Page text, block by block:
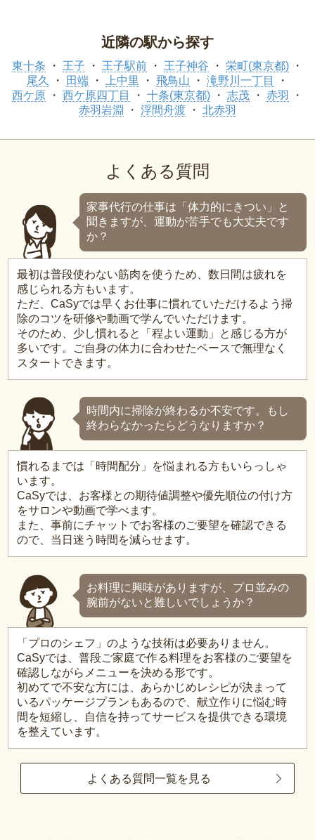
近隣の駅から探す
東十条 王子 王子駅前 王子神谷
栄町(東京都)
尾久
田端 上中里 飛鳥山
滝野川一丁目
西ケ原
西ケ原四丁目 十条(東京都) 志茂
赤羽
赤羽岩淵
浮間舟渡 北赤羽
よくある質問
家事代行の仕事は「体力的にきつい」と
聞きますが、運動が苦手でも大丈夫です
か？
最初は普段使わない筋肉を使うため、数日間は疲れを
感じられる方もいます。
ただ、CaSyでは早くお仕事に慣れていただけるよう掃
除のコツを研修や動画で学んでいただけます。
そのため、少し慣れると「程よい運動」と感じる方が
多いです。ご自身の体力に合わせたペースで無理なく
スタートできます。
時間内に掃除が終わるか不安です。もし
終わらなかったらどうなりますか？
慣れるまでは「時間配分」を悩まれる方もいらっしゃ
います。
CaSyでは、お客様との期待値調整や優先順位の付け方
をサロンや動画で学べます。
また、事前にチャットでお客様のご要望を確認できる
ので、当日迷う時間を減らせます。
お料理に興味がありますが、プロ並みの
腕前がないと難しいでしょうか？
「プロのシェフ」のような技術は必要ありません。
CaSyでは、普段ご家庭で作る料理をお客様のご要望を
確認しながらメニューを決める形です。
初めてで不安な方には、あらかじめレシピが決まって
いるパッケージプランもあるので、献立作りに悩む時
間を短縮し、自信を持ってサービスを提供できる環境
を整えています。
よくある質問一覧を見る